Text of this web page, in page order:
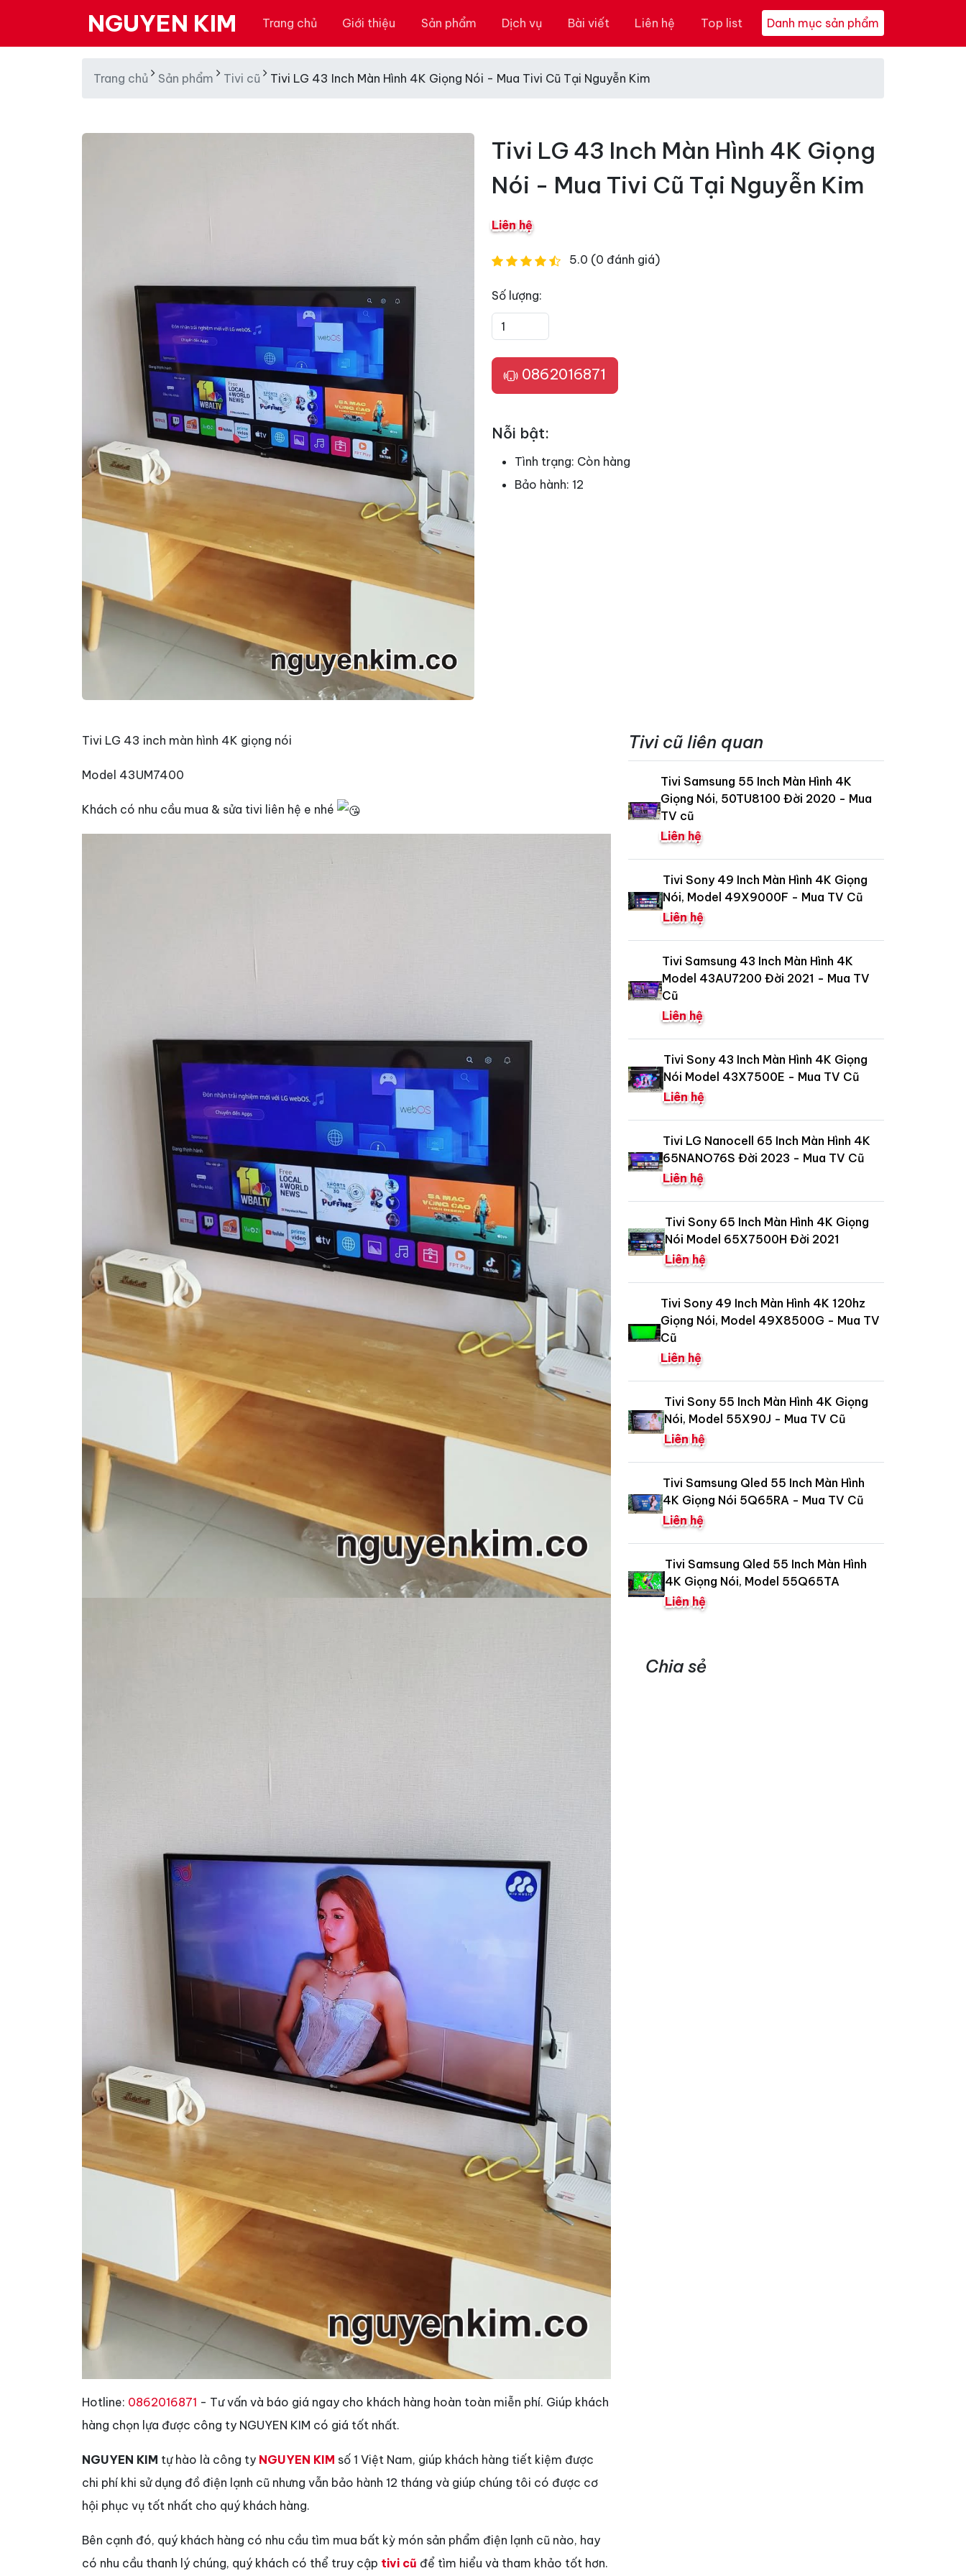
NGUYEN KIM Trang chủ Giới thiệu Sản phẩm Dịch vụ Bài viết Liên hệ Top list Danh mục sản phẩm
Trang chủ Sản phẩm Tivi cũ Tivi LG 43 Inch Màn Hình 4K Giọng Nói - Mua Tivi Cũ Tại Nguyễn Kim
Tivi LG 43 Inch Màn Hình 4K Giọng
Nói - Mua Tivi Cũ Tại Nguyễn Kim
Liên hệ
5.0 (0 đánh giá)
Số lượng:
0862016871
Nỗi bật:
Tình trạng: Còn hàng
Bảo hành: 12
Tivi LG 43 inch màn hình 4K giọng nói
Model 43UM7400
Khách có nhu cầu mua & sửa tivi liên hệ e nhé
Hotline: 0862016871 - Tư vấn và báo giá ngay cho khách hàng hoàn toàn miễn phí. Giúp khách
hàng chọn lựa được công ty NGUYEN KIM có giá tốt nhất.
NGUYEN KIM tự hào là công ty NGUYEN KIM số 1 Việt Nam, giúp khách hàng tiết kiệm được
chi phí khi sử dụng đồ điện lạnh cũ nhưng vẫn bảo hành 12 tháng và giúp chúng tôi có được cơ
hội phục vụ tốt nhất cho quý khách hàng.
Bên cạnh đó, quý khách hàng có nhu cầu tìm mua bất kỳ món sản phẩm điện lạnh cũ nào, hay
có nhu cầu thanh lý chúng, quý khách có thể truy cập tivi cũ để tìm hiểu và tham khảo tốt hơn.
Tivi cũ liên quan
Tivi Samsung 55 Inch Màn Hình 4K
Giọng Nói, 50TU8100 Đời 2020 - Mua
TV cũ
Liên hệ
Tivi Sony 49 Inch Màn Hình 4K Giọng
Nói, Model 49X9000F - Mua TV Cũ
Liên hệ
Tivi Samsung 43 Inch Màn Hình 4K
Model 43AU7200 Đời 2021 - Mua TV
Cũ
Liên hệ
Tivi Sony 43 Inch Màn Hình 4K Giọng
Nói Model 43X7500E - Mua TV Cũ
Liên hệ
Tivi LG Nanocell 65 Inch Màn Hình 4K
65NANO76S Đời 2023 - Mua TV Cũ
Liên hệ
Tivi Sony 65 Inch Màn Hình 4K Giọng
Nói Model 65X7500H Đời 2021
Liên hệ
Tivi Sony 49 Inch Màn Hình 4K 120hz
Giọng Nói, Model 49X8500G - Mua TV
Cũ
Liên hệ
Tivi Sony 55 Inch Màn Hình 4K Giọng
Nói, Model 55X90J - Mua TV Cũ
Liên hệ
Tivi Samsung Qled 55 Inch Màn Hình
4K Giọng Nói 5Q65RA - Mua TV Cũ
Liên hệ
Tivi Samsung Qled 55 Inch Màn Hình
4K Giọng Nói, Model 55Q65TA
Liên hệ
Chia sẻ